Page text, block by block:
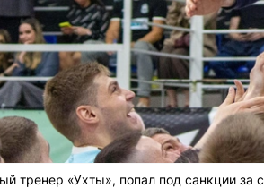
тренер «Ухты», попал под санкции за